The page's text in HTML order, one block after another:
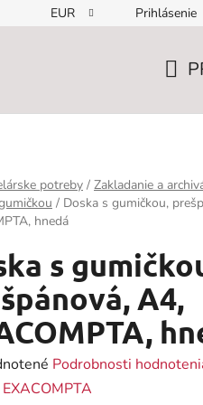
EUR Prihlásenie
potreby / Zakladanie a
/ Doska s gumičkou,
hnedá
s
A4,
Podrobnosti
EXACOMPTA